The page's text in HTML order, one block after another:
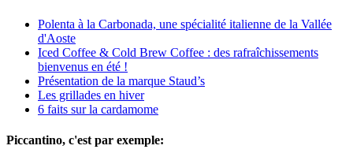
Polenta à la Carbonada, une spécialité italienne de la Vallée
d'Aoste
Iced Coffee & Cold Brew Coffee : des rafraîchissements
bienvenus en été !
Présentation de la marque Staud’s
Les grillades en hiver
6 faits sur la cardamome
Piccantino, c'est par exemple: